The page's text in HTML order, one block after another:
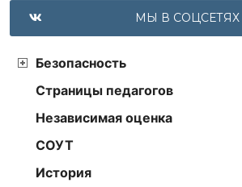
МЫ В СОЦСЕТЯХ
Безопасность
Страницы педагогов
Независимая оценка
СОУТ
История